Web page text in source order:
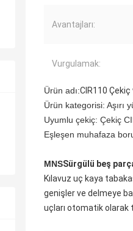
Avantajları:
Vurgulamak:
Ürün adı:CIR110
Ürün kategorisi: Aşırı
Uyumlu çekiç: Çekiç
Eşleşen muhafaza
MNSSürgülü beş
Kılavuz uç kaya
genişler ve delmeye
uçları otomatik olarak